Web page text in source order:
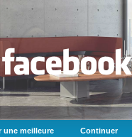
une meilleure Continuer